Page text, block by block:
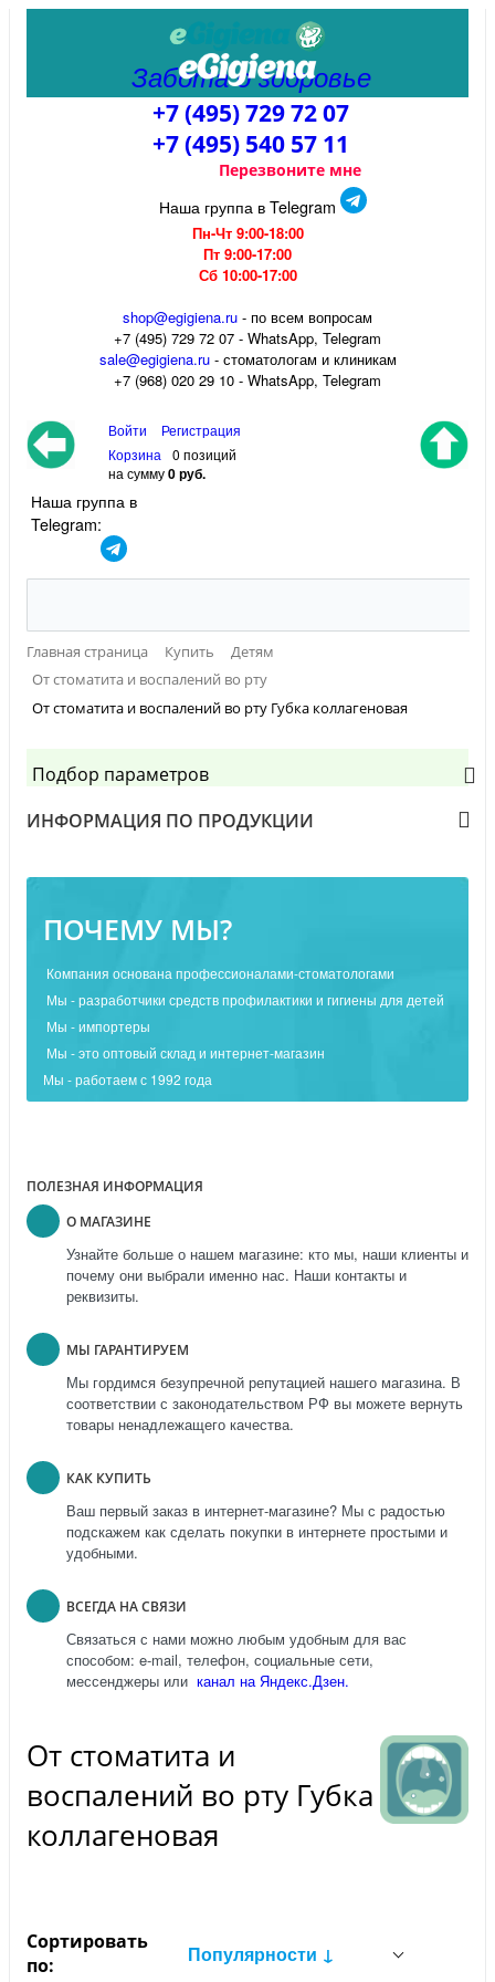
Забота о здоровье
+7 (495) 729 72 07
+7 (495) 540 57 11
Перезвоните мне
Наша группа в Telegram
Пн-Чт 9:00-18:00
Пт 9:00-17:00
Сб 10:00-17:00
shop@egigiena.ru - по всем вопросам
‎+7 (495) 729 72 07 - WhatsApp, Telegram
sale@egigiena.ru- стоматологам и клиникам
+7 (968) 020 29 10 - WhatsApp, Telegram
Войти
Регистрация
Корзина
0 позиций
на сумму0 руб.
Наша группа в
Telegram:
Главная страница Купить
Детям
От стоматита и воспалений во рту
От стоматита и воспалений во рту Губка коллагеновая
Подбор параметров
ИНФОРМАЦИЯ ПО ПРОДУКЦИИ
ПОЧЕМУ МЫ?
Компания основана профессионалами-стоматологами
Мы - разработчики средств профилактики и гигиены для детей
Мы - импортеры
Мы - это оптовый склад и интернет-магазин
Мы - работаем с 1992 года
ПОЛЕЗНАЯ ИНФОРМАЦИЯ
О МАГАЗИНЕ
Узнайте больше о нашем магазине: кто мы, наши клиенты и
почему они выбрали именно нас. Наши контакты и
реквизиты.
МЫ ГАРАНТИРУЕМ
Мы гордимся безупречной репутацией нашего магазина. В
соответствии с законодательством РФ вы можете вернуть
товары ненадлежащего качества.
КАК КУПИТЬ
Ваш первый заказ в интернет-магазине? Мы с радостью
подскажем как сделать покупки в интернете простыми и
удобными.
ВСЕГДА НА СВЯЗИ
Связаться с нами можно любым удобным для вас
способом: e-mail, телефон, социальные сети,
мессенджеры или канал на Яндекс.Дзен.
От стоматита и
воспалений во рту Губка
коллагеновая
Сортировать
по:
Популярности ↓